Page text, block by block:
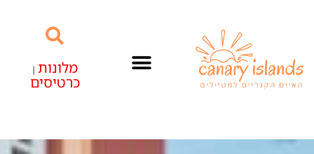
מלונות|
כרטיסים